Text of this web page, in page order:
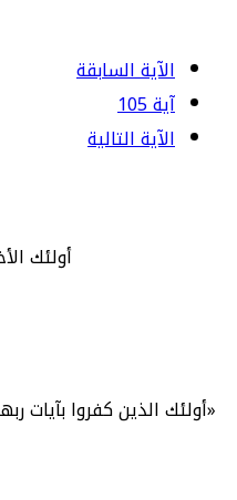
الآية السابقة
آية 105
الآية التالية
أولئك
«أولئك الذين كفروا بآيات